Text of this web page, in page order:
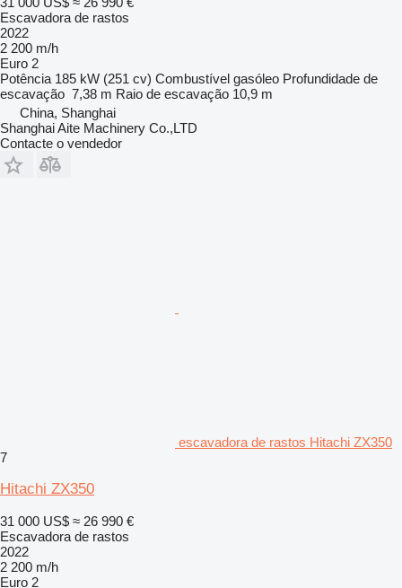
Escavadora de rastos
2022
2 200 m/h
Euro 2
Potência 185 kW (251 cv) Combustível gasóleo Profundidade de
escavação 7,38 m Raio de escavação 10,9 m
China, Shanghai
Shanghai Aite Machinery Co.,LTD
Contacte o vendedor
escavadora de rastos Hitachi ZX350
7
Hitachi ZX350
31 000 US$ ≈ 26 990 €
Escavadora de rastos
2022
2 200 m/h
Euro 2